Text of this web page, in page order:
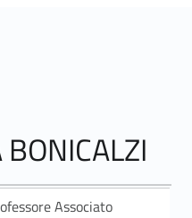
Associato